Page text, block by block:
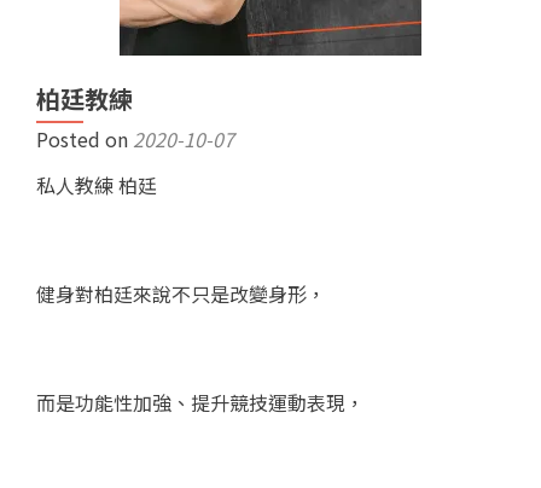
柏廷教練
Posted on 2020-10-07
私人教練 柏廷
健身對柏廷來說不只是改變身形，
而是功能性加強、提升競技運動表現，